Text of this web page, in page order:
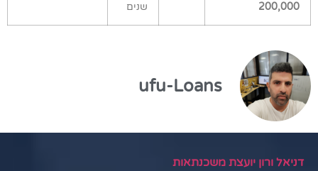
200,000
שנים
ufu-Loans
דניאל ורון יועצת משכנתאות